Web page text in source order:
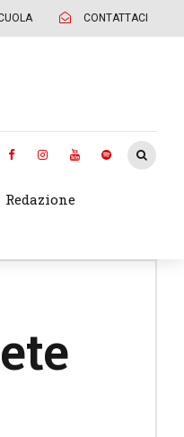
CONTATTACI
Redazione